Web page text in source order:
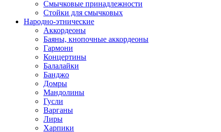
Смычковые принадлежности
Стойки для смычковых
Народно-этнические
Аккордеоны
Баяны, кнопочные аккордеоны
Гармони
Концертины
Балалайки
Банджо
Домры
Мандолины
Гусли
Варганы
Лиры
Харпики